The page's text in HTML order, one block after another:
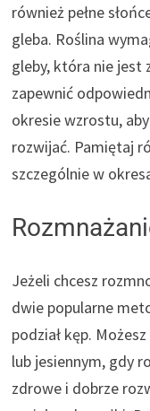
również pełne
gleba. Roślina
gleby, która nie jest
zapewnić
okresie wzrostu,
rozwijać. Pamiętaj
szczególnie w
Jeżeli chcesz
dwie popularne
podział kęp.
lub jesiennym, gdy
zdrowe i dobrze